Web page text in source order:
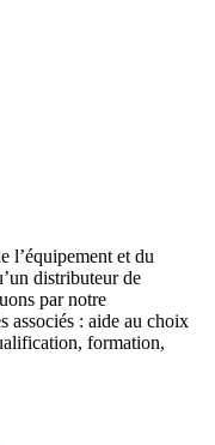
l’équipement et du
distributeur de
par notre
associés : aide au choix
formation,